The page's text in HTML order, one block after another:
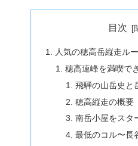
目次
人気の穂高岳縦走ル
穂高連峰を満喫で
飛騨の山岳史と
穂高縦走の概要
南岳小屋をスタ
最低のコル〜長